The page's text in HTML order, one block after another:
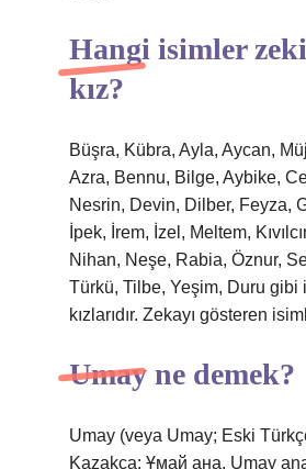
Hangi isimler
kız?
Büşra, Kübra, Ayla, Aycan,
Azra, Bennu, Bilge, Aybike,
Nesrin, Devin, Dilber, Feyza,
İpek, İrem, İzel, Meltem,
Nihan, Neşe, Rabia, Öznur,
Türkü, Tilbe, Yeşim, Duru gibi
kızlarıdır. Zekayı gösteren
Umay ne demek?
Umay (veya Umay; Eski Türkçe:
Kazakça: Ұмай aна, Umay